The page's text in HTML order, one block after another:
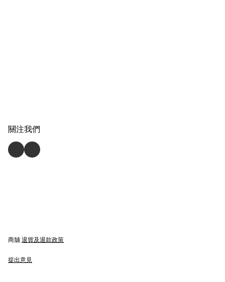
關注我們
商舖 退貨及退款政策
提出意見